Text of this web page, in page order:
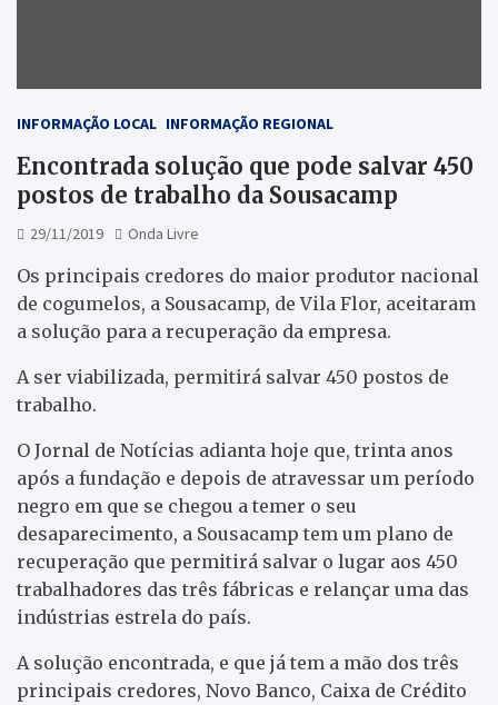
INFORMAÇÃO LOCAL INFORMAÇÃO REGIONAL
Encontrada solução que pode salvar 450
postos de trabalho da Sousacamp
29/11/2019 Onda Livre
Os principais credores do maior produtor nacional
de cogumelos, a Sousacamp, de Vila Flor, aceitaram
a solução para a recuperação da empresa.
A ser viabilizada, permitirá salvar 450 postos de
trabalho.
O Jornal de Notícias adianta hoje que, trinta anos
após a fundação e depois de atravessar um período
negro em que se chegou a temer o seu
desaparecimento, a Sousacamp tem um plano de
recuperação que permitirá salvar o lugar aos 450
trabalhadores das três fábricas e relançar uma das
indústrias estrela do país.
A solução encontrada, e que já tem a mão dos três
principais credores, Novo Banco, Caixa de Crédito